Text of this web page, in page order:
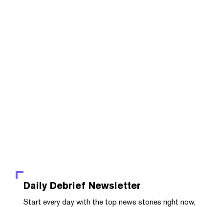
Daily Debrief Newsletter
Start every day with the top news stories right now,